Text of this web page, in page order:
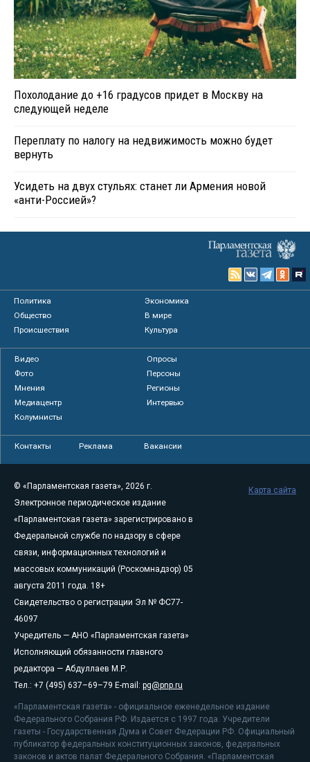
Похолодание до +16 градусов придет в Москву на
следующей неделе
Переплату по налогу на недвижимость можно будет
вернуть
Усидеть на двух стульях: станет ли Армения новой
«анти-Россией»?
Политика
Экономика
Общество
В мире
Происшествия
Культура
Видео
Опросы
Фото
Персоны
Мнения
Регионы
Медиацентр
Интервью
Колумнисты
Контакты Реклама Вакансии
© «Парламентская газета», 2026 г.
Электронное периодическое издание
«Парламентская газета» зарегистрировано в
Федеральной службе по надзору в сфере
связи, информационных технологий и
массовых коммуникаций (Роскомнадзор) 05
августа 2011 года. 18+
Свидетельство о регистрации Эл № ФС77-
46097
Учредитель — АНО «Парламентская газета»
Исполняющий обязанности главного
редактора — Абдуллаев М.Р.
Тел.: +7 (495) 637–69–79 E-mail: pg@pnp.ru
«Парламентская газета» - официальное еженедельное издание
Федерального Собрания РФ. Издается с 1997 года. Учредители
газеты - Государственная Дума и Совет Федерации РФ. Официальный
публикатор федеральных конституционных законов, федеральных
законов и актов палат Федерального Собрания. «Парламентская
Карта сайта